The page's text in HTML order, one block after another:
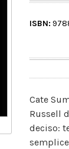
ISBN:
Cate
Russell
deciso: